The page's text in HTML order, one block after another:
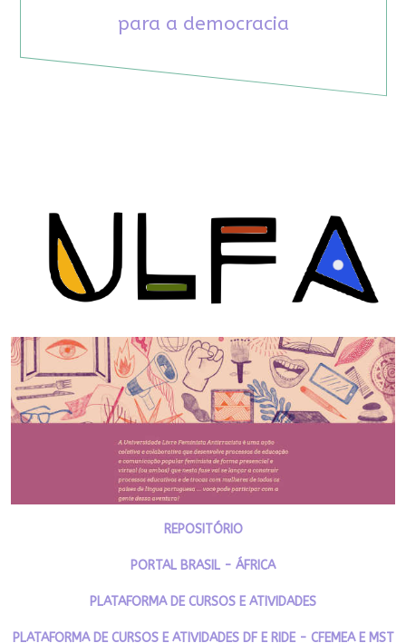
para a democracia
REPOSITÓRIO
PORTAL BRASIL - ÁFRICA
PLATAFORMA DE CURSOS E ATIVIDADES
PLATAFORMA DE CURSOS E ATIVIDADES DF E RIDE - CFEMEA E MST